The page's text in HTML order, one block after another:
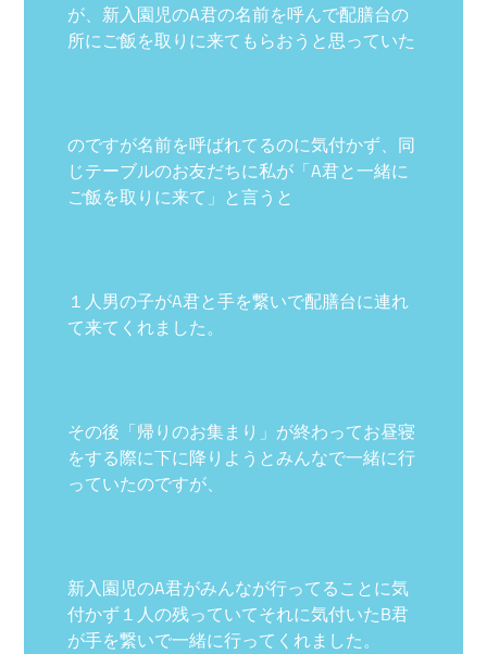
が、新入園児のA君の名前を呼んで配膳台の
所にご飯を取りに来てもらおうと思っていた
のですが名前を呼ばれてるのに気付かず、同
じテーブルのお友だちに私が「A君と一緒に
ご飯を取りに来て」と言うと
１人男の子がA君と手を繋いで配膳台に連れ
て来てくれました。
その後「帰りのお集まり」が終わってお昼寝
をする際に下に降りようとみんなで一緒に行
っていたのですが、
新入園児のA君がみんなが行ってることに気
付かず１人の残っていてそれに気付いたB君
が手を繋いで一緒に行ってくれました。